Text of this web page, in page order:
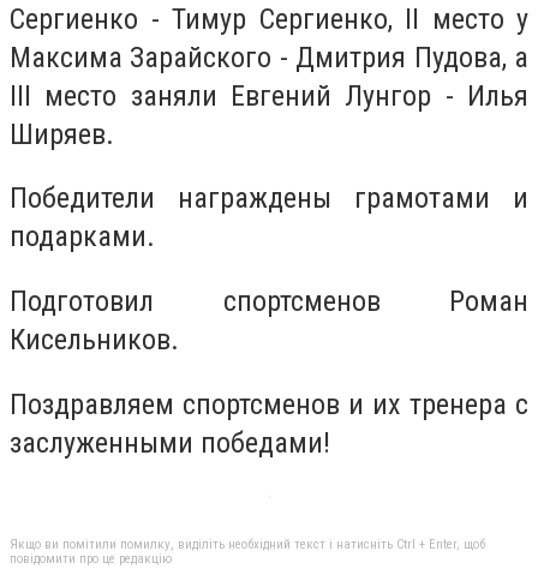
Сергиенко - Тимур Сергиенко, II место у
Максима Зарайского - Дмитрия Пудова, а
III место заняли Евгений Лунгор - Илья
Ширяев.
Победители награждены грамотами и
подарками.
Подготовил спортсменов Роман
Кисельников.
Поздравляем спортсменов и их тренера с
заслуженными победами!
Якщо ви помітили помилку, виділіть необхідний текст і натисніть Ctrl + Enter, щоб
повідомити про це редакцію